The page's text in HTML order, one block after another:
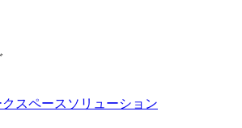
スペースソリューション